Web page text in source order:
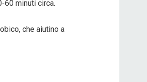
60 minuti circa.
che aiutino a